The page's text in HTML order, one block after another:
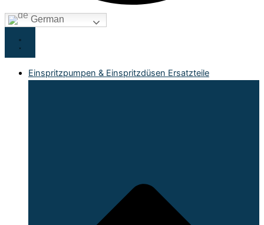
German
Einspritzpumpen & Einspritzdüsen Ersatzteile